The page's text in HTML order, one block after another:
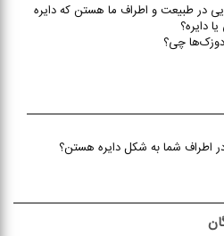
در طبیعت و اطراف ما هستن که دایره
دایره؟
چی؟
اطراف شما به شکل دایره هستن؟